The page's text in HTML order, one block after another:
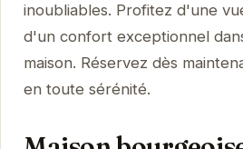
inoubliables. Profitez d'une
d'un confort exceptionnel
maison. Réservez dès
en toute sérénité.